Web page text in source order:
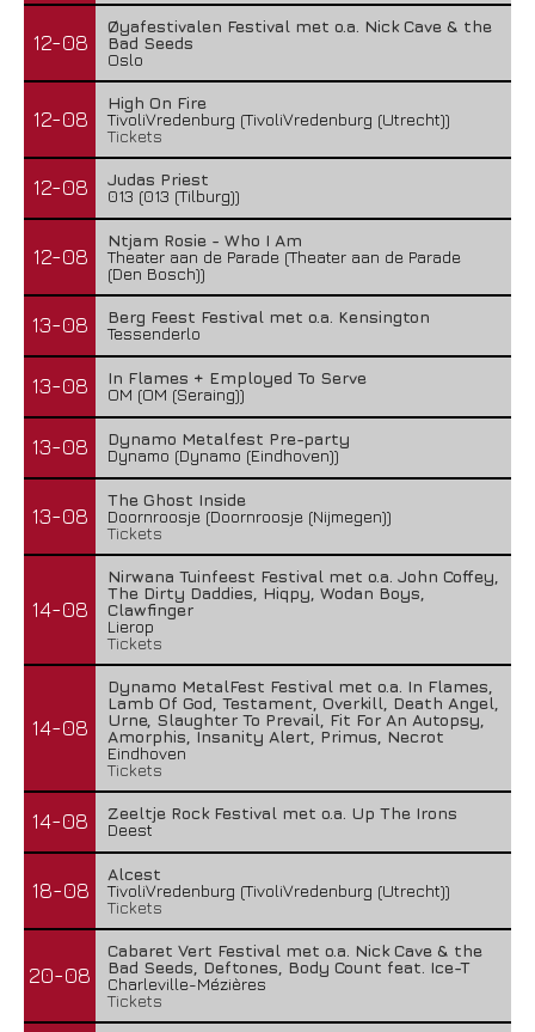
12-08
Øyafestivalen Festival met o.a. Nick Cave & the
Bad Seeds
Oslo
12-08
High On Fire
TivoliVredenburg (TivoliVredenburg (Utrecht))
Tickets
12-08
Judas Priest
013 (013 (Tilburg))
12-08
Ntjam Rosie - Who I Am
Theater aan de Parade (Theater aan de Parade
(Den Bosch))
13-08
Berg Feest Festival met o.a. Kensington
Tessenderlo
13-08
In Flames + Employed To Serve
OM (OM (Seraing))
13-08
Dynamo Metalfest Pre-party
Dynamo (Dynamo (Eindhoven))
13-08
The Ghost Inside
Doornroosje (Doornroosje (Nijmegen))
Tickets
14-08
Nirwana Tuinfeest Festival met o.a. John Coffey,
The Dirty Daddies, Hiqpy, Wodan Boys,
Clawfinger
Lierop
Tickets
14-08
Dynamo MetalFest Festival met o.a. In Flames,
Lamb Of God, Testament, Overkill, Death Angel,
Urne, Slaughter To Prevail, Fit For An Autopsy,
Amorphis, Insanity Alert, Primus, Necrot
Eindhoven
Tickets
14-08
Zeeltje Rock Festival met o.a. Up The Irons
Deest
18-08
Alcest
TivoliVredenburg (TivoliVredenburg (Utrecht))
Tickets
20-08
Cabaret Vert Festival met o.a. Nick Cave & the
Bad Seeds, Deftones, Body Count feat. Ice-T
Charleville-Mézières
Tickets